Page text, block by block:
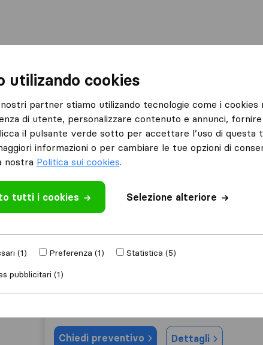
in Italia
sul Naviglio
sul Naviglio
9,4
Semeraro Traslochi S.n.c. di Semeraro
Chiedi preventivo Dettagli
utilizando cookies
nostri partner stiamo utilizando tecnologie come i
di utente, personalizzare contenuto e annunci,
il pulsante verde sotto per accettare l’uso di questa
informazioni o per cambiare le tue opzioni di
nostra Politica sui cookies.
tutti i cookies Selezione alteriore
(1) Preferenza (1)
Statistica (5)
pubblicitari (1)